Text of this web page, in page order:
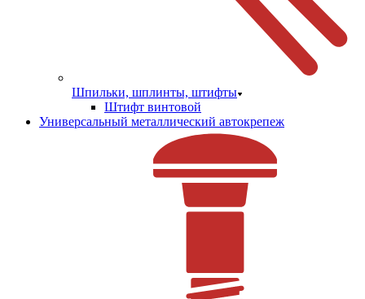
Шпильки, шплинты, штифты
Штифт винтовой
Универсальный металлический автокрепеж